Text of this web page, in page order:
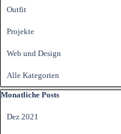
Outfit
Projekte
Web und Design
Alle Kategorien
Block überspringen Monatliche Posts
Monatliche Posts
Dez 2021